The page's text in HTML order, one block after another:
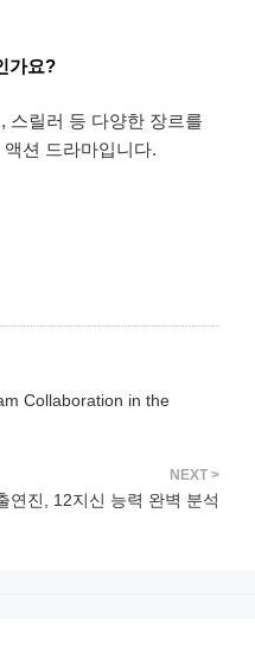
가요?
스릴러 등 다양한 장르를
션 드라마입니다.
Collaboration in the
연진, 12지신 능력 완벽 분석